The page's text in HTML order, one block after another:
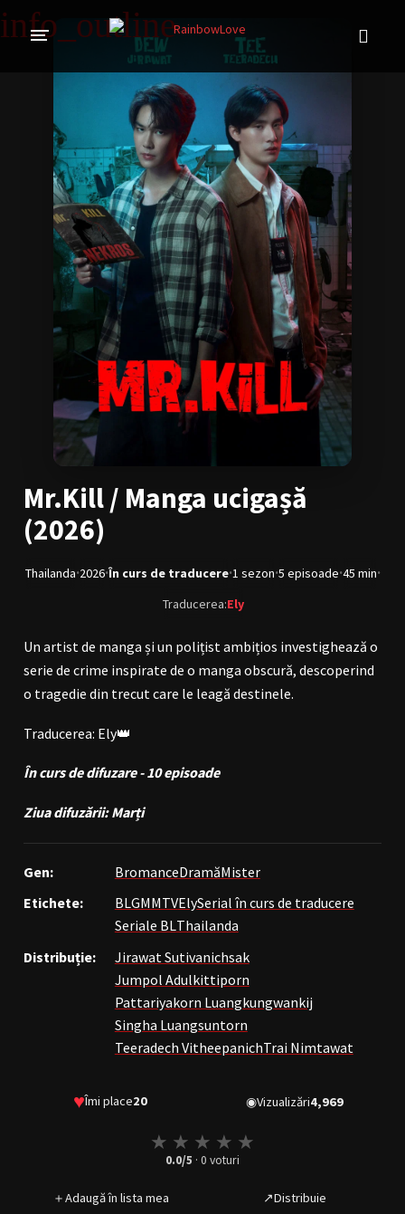
ÎN LUCRU
PROIECTE
TRADUSE COMPLET GL (Girls' Love)
ANIME FILME
EMISIUNI
COLECȚII LGBTQ
BL Thailanda BL Coreea de Sud
BL Japonia
Bromance / BL China
BL Philipine Cupluri Mixte
LGBTQ+ NON-ASIA
RECOMANDĂRI PROIECTE
Autentificare
Contul meu Ieși
Mr.Kill / Manga ucigașă
(2026)
Thailanda·2026·În curs de traducere·1 sezon·5 episoade·45 min·
Traducerea:Ely
Un artist de manga și un polițist ambițios investighează o
serie de crime inspirate de o manga obscură, descoperind
o tragedie din trecut care le leagă destinele.
Traducerea: Ely👑
În curs de difuzare - 10 episoade
Ziua difuzării: Marți
Gen: BromanceDramăMister
Etichete:
BLGMMTVElySerial în curs de traducere
Seriale BLThailanda
Distribuție:
Jirawat Sutivanichsak
Jumpol Adulkittiporn
Pattariyakorn Luangkungwankij
Singha Luangsuntorn
Teeradech VitheepanichTrai Nimtawat
♥Îmi place20
★ ★ ★ ★ ★
0.0/5 · 0 voturi
＋Adaugă în lista mea ↗Distribuie
◉Vizualizări4,969